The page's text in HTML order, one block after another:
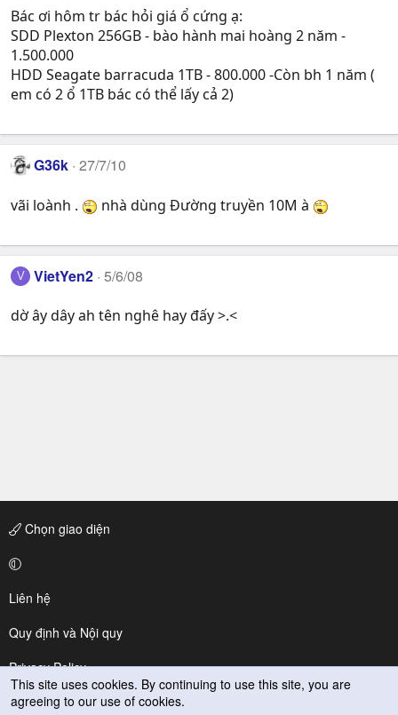
Bác ơi hôm tr bác hỏi giá ổ cứng ạ:
SDD Plexton 256GB - bào hành mai hoàng 2 năm -
1.500.000
HDD Seagate barracuda 1TB - 800.000 -Còn bh 1 năm (
em có 2 ổ 1TB bác có thể lấy cả 2)
G36k 27/7/10
vãi loành . nhà dùng Đường truyền 10M à
V VietYen2 5/6/08
dờ ây dây ah tên nghê hay đấy >.<
Chọn giao diện
Liên hệ
Quy định và Nội quy
Privacy Policy
Trợ giúp
This site uses cookies. By continuing to use this site, you are
agreeing to our use of cookies.